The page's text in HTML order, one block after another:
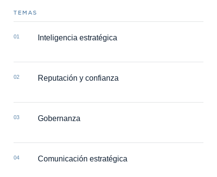
TEMAS
01 Inteligencia estratégica
02 Reputación y confianza
03 Gobernanza
04 Comunicación estratégica